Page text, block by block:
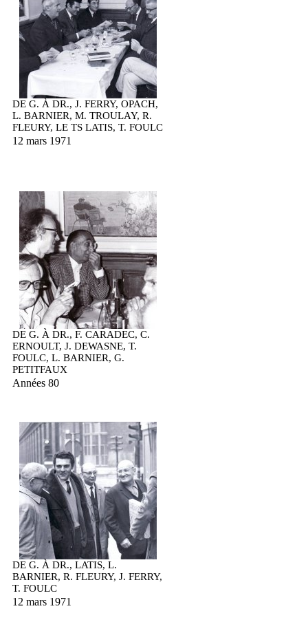
DE G. À DR., J. FERRY, OPACH,
L. BARNIER, M. TROULAY, R.
FLEURY, LE TS LATIS, T. FOULC
12 mars 1971
DE G. À DR., F. CARADEC, C.
ERNOULT, J. DEWASNE, T.
FOULC, L. BARNIER, G.
PETITFAUX
Années 80
DE G. À DR., LATIS, L.
BARNIER, R. FLEURY, J. FERRY,
T. FOULC
12 mars 1971